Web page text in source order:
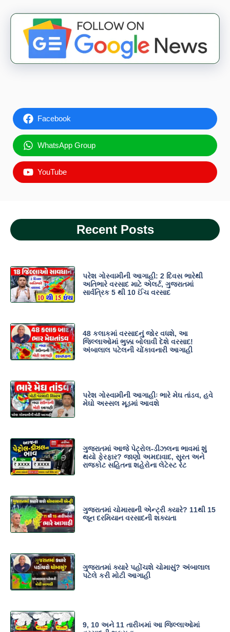
Facebook
WhatsApp Group
YouTube
Recent Posts
પરેશ ગોસ્વામીની આગાહી: 2 દિવસ ભારેથી
અતિભારે વરસાદ માટે એલર્ટ, ગુજરાતમાં
સાર્વત્રિક 5 થી 10 ઈંચ વરસાદ
48 કલાકમાં વરસાદનું જોર વધશે, આ
જિલ્લાઓમાં ભુક્કા બોલાવી દેશે વરસાદ!
અંબાલાલ પટેલની ચોંકાવનારી આગાહી
પરેશ ગોસ્વામીની આગાહીઃ ભારે મેઘ તાંડવ, હવે
મેઘો અસ્સલ મૂડમાં આવશે
ગુજરાતમાં આજે પેટ્રોલ-ડીઝલના ભાવમાં શું
થયો ફેરફાર? જાણો અમદાવાદ, સુરત અને
રાજકોટ સહિતના શહેરોના લેટેસ્ટ રેટ
ગુજરાતમાં ચોમાસાની એન્ટ્રી ક્યારે? 11થી 15
જૂન દરમિયાન વરસાદની શક્યતા
ગુજરાતમાં ક્યારે પહોંચશે ચોમાસું? અંબાલાલ
પટેલે કરી મોટી આગાહી
9, 10 અને 11 તારીખમાં આ જિલ્લાઓમાં